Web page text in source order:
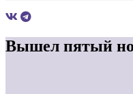
Вышел пятый